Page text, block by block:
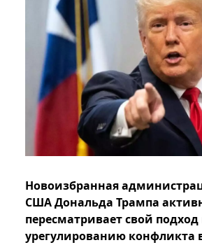
Новоизбранная
США Дональда Трампа
пересматривает свой подход
урегулированию конфликта